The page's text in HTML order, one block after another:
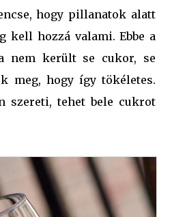
hogy pillanatok alatt
kell hozzá valami. Ebbe a
nem került se cukor, se
meg, hogy így tökéletes.
szereti, tehet bele cukrot